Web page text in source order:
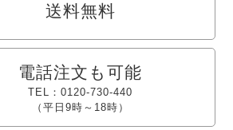
送料無料
電話注文も可能
TEL：0120-730-440
（平日9時～18時）